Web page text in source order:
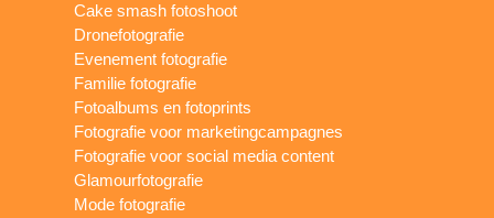
Cake smash fotoshoot
Dronefotografie
Evenement fotografie
Familie fotografie
Fotoalbums en fotoprints
Fotografie voor marketingcampagnes
Fotografie voor social media content
Glamourfotografie
Mode fotografie